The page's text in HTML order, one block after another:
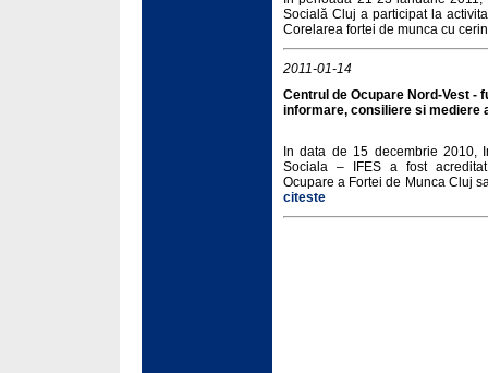
Socială Cluj a participat la
Corelarea fortei de munca cu
2011-01-14
Centrul de Ocupare Nord-Vest -
informare, consiliere si mediere
In data de 15 decembrie 2010,
Sociala – IFES a fost
Ocupare a Fortei de Munca Cluj
citeste